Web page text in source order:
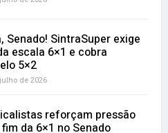
Senado! SintraSuper exige
escala 6×1 e cobra
5×2
de 2026
reforçam pressão
da 6×1 no Senado